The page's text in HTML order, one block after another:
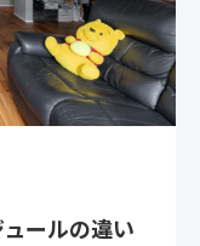
ールの違い